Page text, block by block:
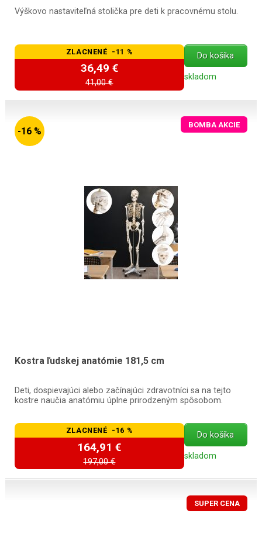
Výškovo nastaviteľná stolička pre deti k pracovnému stolu.
ZLACNENÉ -11 %
36,49 €
41,00 €
Do košíka
skladom
-16 %
BOMBA AKCIE
Kostra ľudskej anatómie 181,5 cm
Deti, dospievajúci alebo začínajúci zdravotníci sa na tejto
kostre naučia anatómiu úplne prirodzeným spôsobom.
ZLACNENÉ -16 %
164,91 €
197,00 €
Do košíka
skladom
SUPER CENA